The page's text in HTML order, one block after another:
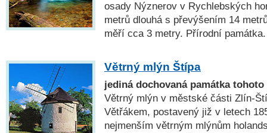
osady Nýznerov v Rychlebských
metrů dlouhá s převýšením 14
měří cca 3 metry. Přírodní památka.
Větrný mlýn Štípa
jediná dochovaná památka
Větrný mlýn v městské části Zlín-
Větřákem, postavený již v letech
nejmenším větrným mlýnům